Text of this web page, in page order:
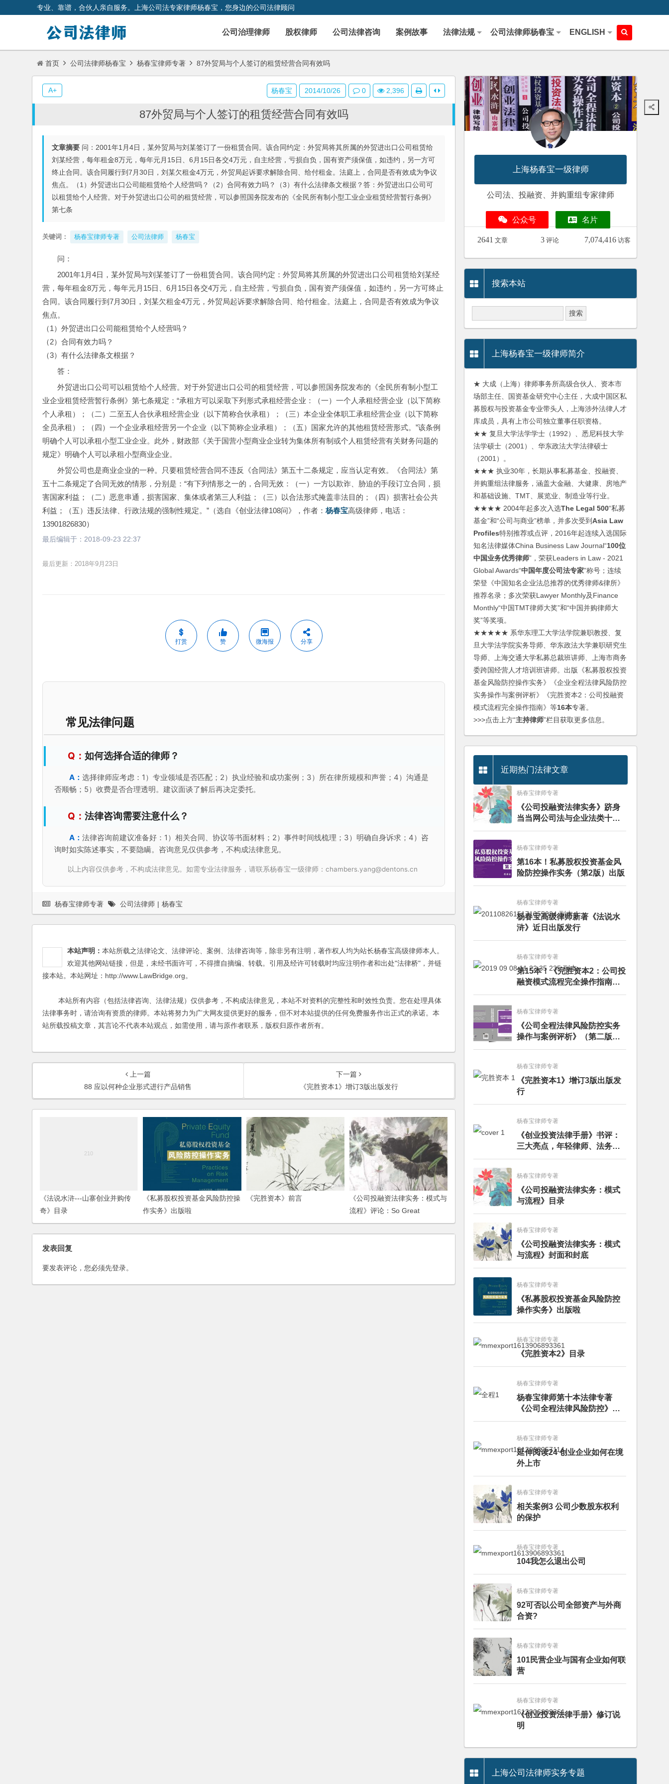
专业、靠谱，合伙人亲自服务。上海公司法专家律师杨春宝，您身边的公司法律顾问
公司治理律师 股权律师 公司法律咨询 案例故事 法律法规 公司法律师杨春宝 ENGLISH
首页 公司法律师杨春宝 杨春宝律师专著 87外贸局与个人签订的租赁经营合同有效吗
87外贸局与个人签订的租赁经营合同有效吗
文章摘要 问：2001年1月4日，某外贸局与刘某签订了一份租赁合同。该合同约定：外贸局将其所属的外贸进出口公司租赁给
刘某经营，每年租金8万元，每年元月15日、6月15日各交4万元，自主经营，亏损自负，国有资产须保值，如违约，另一方可
终止合同。该合同履行到7月30日，刘某欠租金4万元，外贸局起诉要求解除合同、给付租金。法庭上，合同是否有效成为争议
焦点。（1）外贸进出口公司能租赁给个人经营吗？（2）合同有效力吗？（3）有什么法律条文根据？答：外贸进出口公司可
以租赁给个人经营。对于外贸进出口公司的租赁经营，可以参照国务院发布的《全民所有制小型工业企业租赁经营暂行条例》
第七条
关键词： 杨春宝律师专著 公司法律师 杨春宝
问：
2001年1月4日，某外贸局与刘某签订了一份租赁合同。该合同约定：外贸局将其所属的外贸进出口公司租赁给刘某经
营，每年租金8万元，每年元月15日、6月15日各交4万元，自主经营，亏损自负，国有资产须保值，如违约，另一方可终止
合同。该合同履行到7月30日，刘某欠租金4万元，外贸局起诉要求解除合同、给付租金。法庭上，合同是否有效成为争议
焦点。
（1）外贸进出口公司能租赁给个人经营吗？
（2）合同有效力吗？
（3）有什么法律条文根据？
答：
外贸进出口公司可以租赁给个人经营。对于外贸进出口公司的租赁经营，可以参照国务院发布的《全民所有制小型工
业企业租赁经营暂行条例》第七条规定：“承租方可以采取下列形式承租经营企业：（一）一个人承租经营企业（以下简称
个人承租）；（二）二至五人合伙承租经营企业（以下简称合伙承租）；（三）本企业全体职工承租经营企业（以下简称
全员承租）；（四）一个企业承租经营另一个企业（以下简称企业承租）；（五）国家允许的其他租赁经营形式。”该条例
明确个人可以承租小型工业企业。此外，财政部《关于国营小型商业企业转为集体所有制或个人租赁经营有关财务问题的
规定》明确个人可以承租小型商业企业。
外贸公司也是商业企业的一种。只要租赁经营合同不违反《合同法》第五十二条规定，应当认定有效。《合同法》第
五十二条规定了合同无效的情形，分别是：“有下列情形之一的，合同无效：（一）一方以欺诈、胁迫的手段订立合同，损
害国家利益；（二）恶意串通，损害国家、集体或者第三人利益；（三）以合法形式掩盖非法目的；（四）损害社会公共
利益；（五）违反法律、行政法规的强制性规定。”（选自《创业法律108问》，作者： 杨春宝高级律师，电话：
13901826830）
最后编辑于： 2018-09-23 22:37
最后更新：2018年9月23日
打赏 赞 微海报 分享
常见法律问题
如何选择合适的律师？
选择律师应考虑：1）专业领域是否匹配；2）执业经验和成功案例；3）所在律所规模和声誉；4）沟通是
否顺畅；5）收费是否合理透明。建议面谈了解后再决定委托。
法律咨询需要注意什么？
法律咨询前建议准备好：1）相关合同、协议等书面材料；2）事件时间线梳理；3）明确自身诉求；4）咨
询时如实陈述事实，不要隐瞒。咨询意见仅供参考，不构成法律意见。
以上内容仅供参考，不构成法律意见。如需专业法律服务，请联系杨春宝一级律师：chambers.yang@dentons.cn
杨春宝 2014/10/26 0 2,396
A+
杨春宝律师专著 公司法律师 | 杨春宝
本站声明： 本站所载之法律论文、法律评论、案例、法律咨询等，除非另有注明，著作权人均为站长杨春宝高级律师本人。
欢迎其他网站链接，但是，未经书面许可，不得擅自摘编、转载。引用及经许可转载时均应注明作者和出处"法律桥"，并链
接本站。本站网址：http://www.LawBridge.org。
本站所有内容（包括法律咨询、法律法规）仅供参考，不构成法律意见，本站不对资料的完整性和时效性负责。您在处理具体
法律事务时，请洽询有资质的律师。本站将努力为广大网友提供更好的服务，但不对本站提供的任何免费服务作出正式的承诺。本
站所载投稿文章，其言论不代表本站观点，如需使用，请与原作者联系，版权归原作者所有。
上一篇
88 应以何种企业形式进行产品销售
下一篇
《完胜资本1》增订3版出版发行
《法说水浒---山寨创业并购传
奇》目录
《私募股权投资基金风险防控操
作实务》出版啦
《完胜资本》前言
《公司投融资法律实务：模式与
流程》评论：So Great
发表回复
要发表评论，您必须先登录。
上海杨春宝一级律师
公司法、投融资、并购重组专家律师
公众号 名片
2641 文章 3 评论 7,074,416 访客
搜索本站
上海杨春宝一级律师简介
★ 大成（上海）律师事务所高级合伙人、资本市
场部主任、国资基金研究中心主任，大成中国区私
募股权与投资基金专业带头人，上海涉外法律人才
库成员，具有上市公司独立董事任职资格。
★★ 复旦大学法学学士（1992）、悉尼科技大学
法学硕士（2001）、华东政法大学法律硕士
（2001）。
★★★ 执业30年，长期从事私募基金、投融资、
并购重组法律服务，涵盖大金融、大健康、房地产
和基础设施、TMT、展览业、制造业等行业。
★★★★ 2004年起多次入选The Legal 500“私募
基金”和“公司与商业”榜单，并多次受到Asia Law
Profiles特别推荐或点评，2016年起连续入选国际
知名法律媒体China Business Law Journal“100位
中国业务优秀律师”，荣获Leaders in Law - 2021
Global Awards“中国年度公司法专家”称号；连续
荣登《中国知名企业法总推荐的优秀律师&律所》
推荐名录；多次荣获Lawyer Monthly及Finance
Monthly“中国TMT律师大奖”和“中国并购律师大
奖”等奖项。
★★★★★ 系华东理工大学法学院兼职教授、复
旦大学法学院实务导师、华东政法大学兼职研究生
导师、上海交通大学私募总裁班讲师、上海市商务
委跨国经营人才培训班讲师。出版《私募股权投资
基金风险防控操作实务》《企业全程法律风险防控
实务操作与案例评析》《完胜资本2：公司投融资
模式流程完全操作指南》等16本专著。
>>>点击上方“主持律师”栏目获取更多信息。
近期热门法律文章
杨春宝律师专著
《公司投融资法律实务》跻身
当当网公司法与企业法类十大
畅销图书榜
杨春宝律师专著
第16本！私募股权投资基金风
险防控操作实务（第2版）出版
杨春宝律师专著
杨春宝高级律师新著《法说水
浒》近日出版发行
杨春宝律师专著
第15本！《完胜资本2：公司投
融资模式流程完全操作指南》
（第四版）出版
杨春宝律师专著
《公司全程法律风险防控实务
操作与案例评析》（第二版）
出版发行
杨春宝律师专著
《完胜资本1》增订3版出版发
行
杨春宝律师专著
《创业投资法律手册》书评：
三大亮点，年轻律师、法务的
入门必读书籍
杨春宝律师专著
《公司投融资法律实务：模式
与流程》目录
杨春宝律师专著
《公司投融资法律实务：模式
与流程》封面和封底
杨春宝律师专著
《私募股权投资基金风险防控
操作实务》出版啦
杨春宝律师专著
《完胜资本2》目录
杨春宝律师专著
杨春宝律师第十本法律专著
《公司全程法律风险防控》出
版
杨春宝律师专著
延伸阅读24 创业企业如何在境
外上市
杨春宝律师专著
相关案例3 公司少数股东权利
的保护
杨春宝律师专著
104我怎么退出公司
杨春宝律师专著
92可否以公司全部资产与外商
合资?
杨春宝律师专著
101民营企业与国有企业如何联
营
杨春宝律师专著
《创业投资法律手册》修订说
明
上海公司法律师实务专题